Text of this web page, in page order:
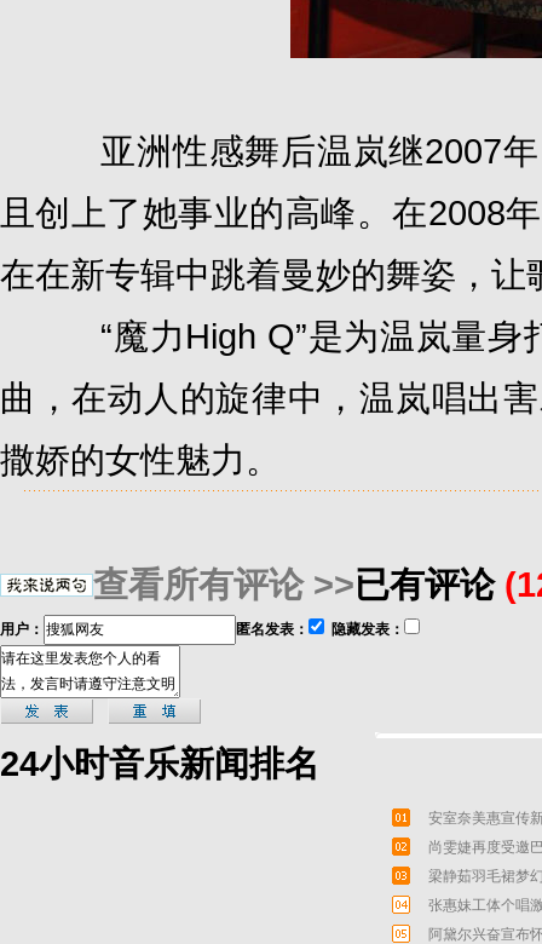
亚洲性感舞后温岚继2007年
且创上了她事业的高峰。在2008
在在新专辑中跳着曼妙的舞姿，
“魔力High Q”是为温岚量身
曲，在动人的旋律中，温岚唱出
撒娇的女性魅力。
查看所有评论 >>已有评论
用户： 匿名发表： 隐藏发表：
24小时音乐新闻排名
安室奈美惠宣传
尚雯婕再度受邀
梁静茹羽毛裙梦
张惠妹工体个唱
阿黛尔兴奋宣布